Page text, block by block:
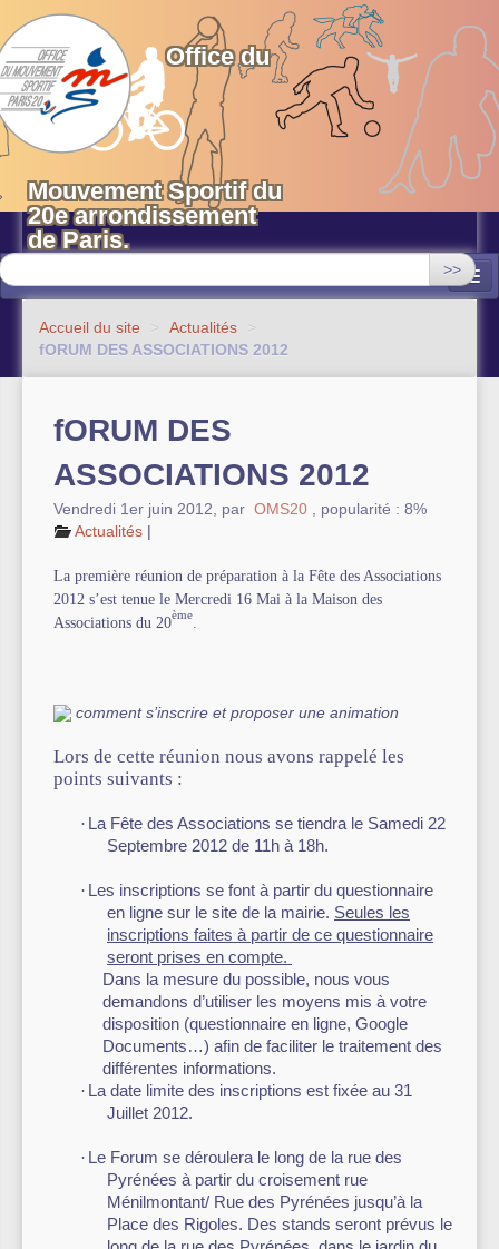
OMS 20 Paris
Office du
Mouvement Sportif du
20e arrondissement
de Paris.
>>
Equipements sportifs municipaux
Evénements
Actualités
Autre équipement sportif
Actualités des associations
Accueil du site > Actualités
>
fORUM DES ASSOCIATIONS 2012
fORUM DES
ASSOCIATIONS 2012
Vendredi 1er juin 2012 par OMS20
popularité : 8%
Actualités |
La première réunion de préparation à la Fête des Associations
2012 s’est tenue le Mercredi 16 Mai à la Maison des
Associations du 20
ème
.
comment s’inscrire et proposer une animation
Lors de cette réunion nous avons rappelé les
points suivants :
· La Fête des Associations se tiendra le Samedi 22
Septembre 2012 de 11h à 18h.
· Les inscriptions se font à partir du questionnaire
en ligne sur le site de la mairie. Seules les
inscriptions faites à partir de ce questionnaire
seront prises en compte.
Dans la mesure du possible, nous vous
demandons d’utiliser les moyens mis à votre
disposition (questionnaire en ligne, Google
Documents…) afin de faciliter le traitement des
différentes informations.
· La date limite des inscriptions est fixée au 31
Juillet 2012.
· Le Forum se déroulera le long de la rue des
Pyrénées à partir du croisement rue
Ménilmontant/ Rue des Pyrénées jusqu’à la
Place des Rigoles. Des stands seront prévus le